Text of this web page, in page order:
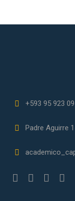
+593 95 923
Padre Aguirre